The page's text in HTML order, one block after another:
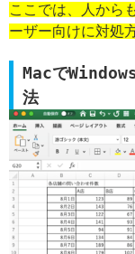
ここでは、人から
ーザー向けに対処
Macで
法